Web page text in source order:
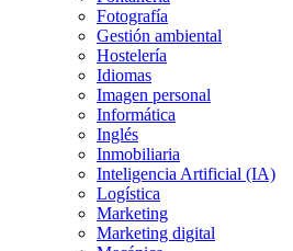
Fotografía
Gestión ambiental
Hostelería
Idiomas
Imagen personal
Informática
Inglés
Inmobiliaria
Inteligencia Artificial (IA)
Logística
Marketing
Marketing digital